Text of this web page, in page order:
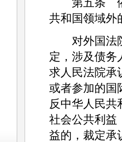
共和国领域外
对外国法院
定，涉及债务
求人民法院承
或者参加的国
反中华人民共
社会公共利益
益的，裁定承